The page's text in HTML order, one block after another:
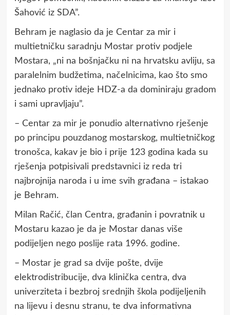
Šahović iz SDA”.
Behram je naglasio da je Centar za mir i
multietničku saradnju Mostar protiv podjele
Mostara, „ni na bošnjačku ni na hrvatsku avliju, sa
paralelnim budžetima, načelnicima, kao što smo
jednako protiv ideje HDZ-a da dominiraju gradom
i sami upravljaju”.
– Centar za mir je ponudio alternativno rješenje
po principu pouzdanog mostarskog, multietničkog
tronošca, kakav je bio i prije 123 godina kada su
rješenja potpisivali predstavnici iz reda tri
najbrojnija naroda i u ime svih građana – istakao
je Behram.
Milan Račić, član Centra, građanin i povratnik u
Mostaru kazao je da je Mostar danas više
podijeljen nego poslije rata 1996. godine.
– Mostar je grad sa dvije pošte, dvije
elektrodistribucije, dva klinička centra, dva
univerziteta i bezbroj srednjih škola podijeljenih
na lijevu i desnu stranu, te dva informativna